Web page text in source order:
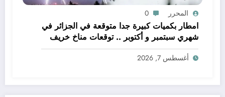
المحرر 0
امطار بكميات كبيرة جدا متوقعة في الجزائر في
شهري سبتمبر و أكتوبر .. توقعات مناخ خريف
2026 الجزائر
أغسطس 7, 2026